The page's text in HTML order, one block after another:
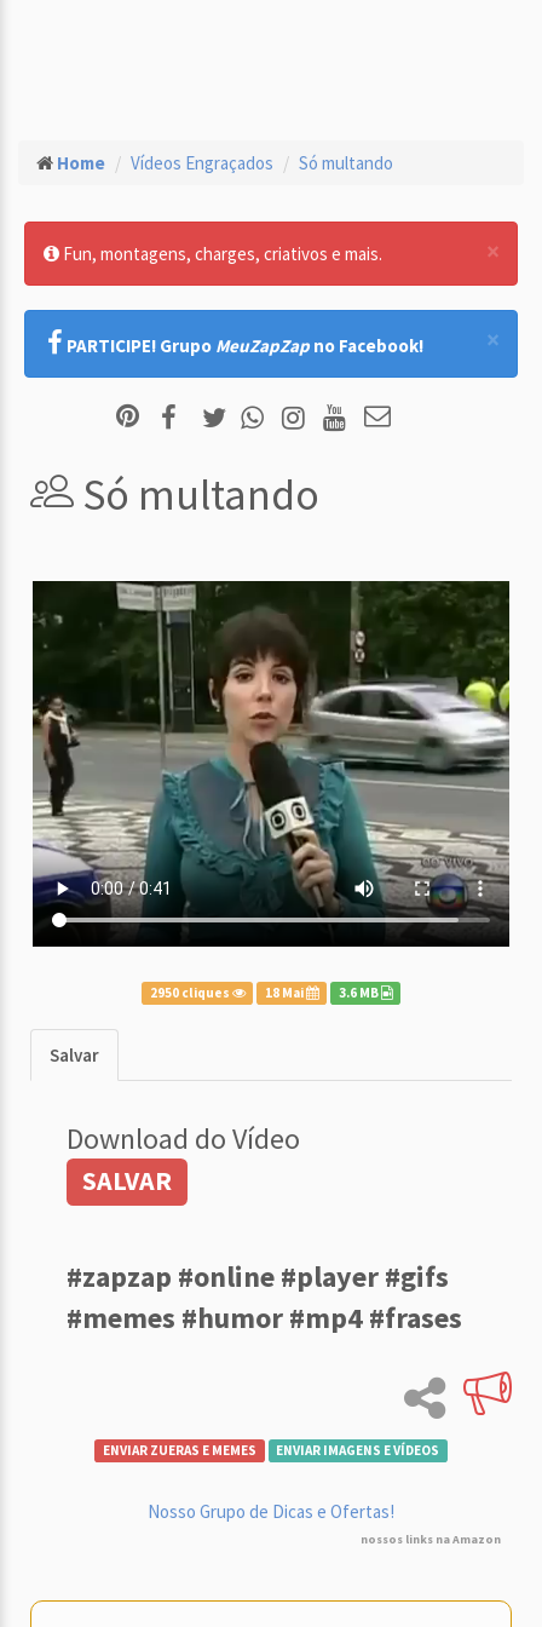
Home Vídeos Engraçados Só multando
×
Fun, montagens, charges, criativos e mais.
×
PARTICIPE! Grupo MeuZapZap no Facebook!
Só multando
2950 cliques 18 Mai 3.6 MB
Salvar
Download do Vídeo
SALVAR
#zapzap #online #player #gifs
#memes #humor #mp4 #frases
ENVIAR ZUERAS E MEMES ENVIAR IMAGENS E VÍDEOS
Nosso Grupo de Dicas e Ofertas!
nossos links na Amazon